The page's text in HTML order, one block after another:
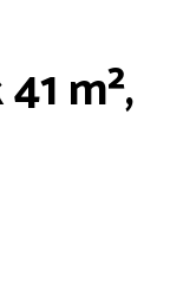
m²,